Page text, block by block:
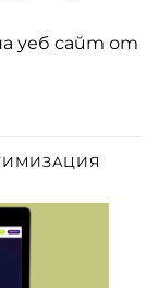
уеб сайт от